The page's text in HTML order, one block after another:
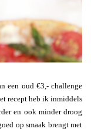
een oud €3,- challenge
recept heb ik inmiddels
en ook minder droog
op smaak brengt met